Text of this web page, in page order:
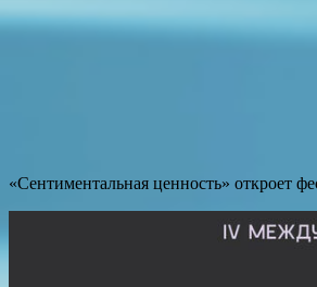
«Сентиментальная ценность» откроет